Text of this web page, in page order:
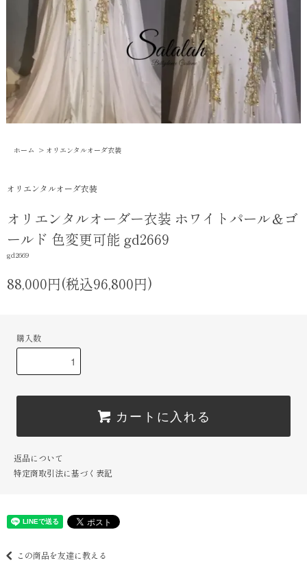
ホーム > オリエンタルオーダ衣装
オリエンタルオーダ衣装
オリエンタルオーダー衣装 ホワイトパール＆ゴ
ールド 色変更可能 gd2669
gd2669
88,000円(税込96,800円)
購入数
カートに入れる
返品について
特定商取引法に基づく表記
この商品を友達に教える